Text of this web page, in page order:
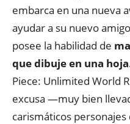
embarca en una nueva
ayudar a su nuevo
posee la habilidad de
que dibuje en una hoja
Piece: Unlimited World
excusa —muy bien
carismáticos